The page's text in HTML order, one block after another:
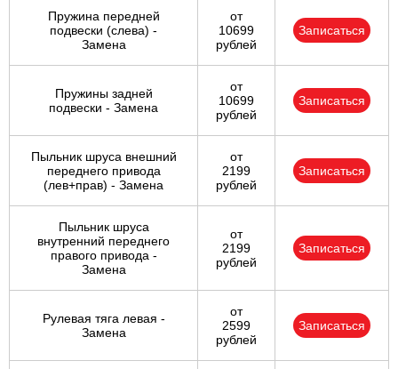
Пружина передней
подвески (слева) -
Замена
от
10699
рублей
Записаться
Пружины задней
подвески - Замена
от
10699
рублей
Записаться
Пыльник шруса внешний
переднего привода
(лев+прав) - Замена
от
2199
рублей
Записаться
Пыльник шруса
внутренний переднего
правого привода -
Замена
от
2199
рублей
Записаться
Рулевая тяга левая -
Замена
от
2599
рублей
Записаться